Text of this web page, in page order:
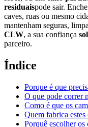
residuaispode sair.
caves, ruas ou mesmo
mantenham seguras,
CLW, a sua confiança
parceiro.
Índice
Porque é que
O que pode correr
Como é que os
Quem fabrica estes
Porquê escolher